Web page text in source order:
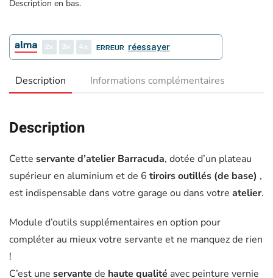
Description en bas.
2 3 4 ERREUR réessayer
Description Informations complémentaires
Description
Cette servante d’atelier Barracuda, dotée d’un plateau
supérieur en aluminium et de 6 tiroirs outillés (de base) ,
est indispensable dans votre garage ou dans votre atelier.
Module d’outils supplémentaires en option pour
compléter au mieux votre servante et ne manquez de rien
!
C’est une servante de haute qualité avec peinture vernie